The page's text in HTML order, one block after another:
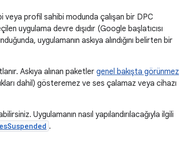
veya profil sahibi modunda çalışan bir DPC
uygulama devre dışıdır (Google başlatıcısı
uygulamanın askıya alındığını belirten bir
Askıya alınan paketler genel bakışta görünmez
dahil) gösteremez ve ses çalamaz veya cihazı
Uygulamanın nasıl yapılandırılacağıyla ilgili
.